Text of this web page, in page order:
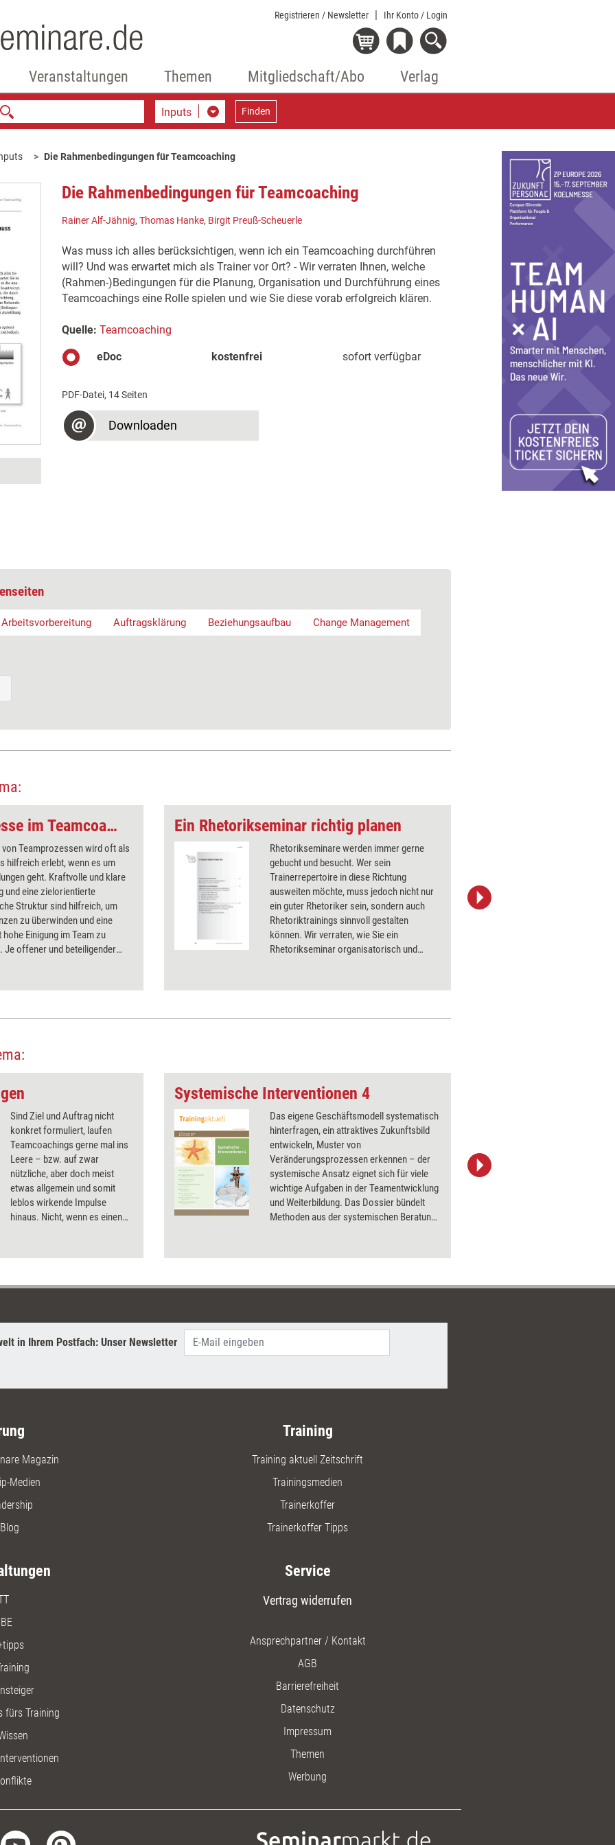
Registrieren / Newsletter Ihr Konto / Login
Veranstaltungen Themen Mitgliedschaft/Abo Verlag
Inputs Finden
Die Rahmenbedingungen für Teamcoaching
Die Rahmenbedingungen für Teamcoaching
Rainer Alf-Jähnig, Thomas Hanke, Birgit Preuß-Scheuerle
Was muss ich alles berücksichtigen, wenn ich ein Teamcoaching durchführen
will? Und was erwartet mich als Trainer vor Ort? - Wir verraten Ihnen, welche
(Rahmen-)Bedingungen für die Planung, Organisation und Durchführung eines
Teamcoachings eine Rolle spielen und wie Sie diese vorab erfolgreich klären.
Quelle: Teamcoaching
eDoc kostenfrei sofort verfügbar
PDF-Datei, 14 Seiten
Downloaden
Arbeitsvorbereitung Auftragsklärung Beziehungsaufbau Change Management
Entscheidungsprozesse im Teamcoaching begleiten
von Teamprozessen wird oft als
hilfreich erlebt, wenn es um
geht. Kraftvolle und klare
und eine zielorientierte
Struktur sind hilfreich, um
zu überwinden und eine
Einigung im Team zu
Je offener und beteiligender
und mitverantwortet.
Ein Rhetorikseminar richtig planen
Rhetorikseminare werden immer gerne
gebucht und besucht. Wer sein
Trainerrepertoire in diese Richtung
ausweiten möchte, muss jedoch nicht nur
ein guter Rhetoriker sein, sondern auch
Rhetoriktrainings sinnvoll gestalten
können. Wir verraten, wie Sie ein
Rhetorikseminar organisatorisch und
und Checklisten an die Hand.
Sind Ziel und Auftrag nicht
konkret formuliert, laufen
Teamcoachings gerne mal ins
Leere – bzw. auf zwar
nützliche, aber doch meist
etwas allgemein und somit
leblos wirkende Impulse
hinaus. Nicht, wenn es einen
Tool hilft dabei, diesen zu
Systemische Interventionen 4
Das eigene Geschäftsmodell systematisch
hinterfragen, ein attraktives Zukunftsbild
entwickeln, Muster von
Veränderungsprozessen erkennen – der
systemische Ansatz eignet sich für viele
wichtige Aufgaben in der Teamentwicklung
und Weiterbildung. Das Dossier bündelt
Methoden aus der systemischen Beratung
in Ihrem Postfach: Unser Newsletter
Magazin
Medien
Training
Training aktuell Zeitschrift
Trainingsmedien
Trainerkoffer
Trainerkoffer Tipps
fürs Training
Service
Vertrag widerrufen
Ansprechpartner / Kontakt
AGB
Barrierefreiheit
Datenschutz
Impressum
Themen
Werbung